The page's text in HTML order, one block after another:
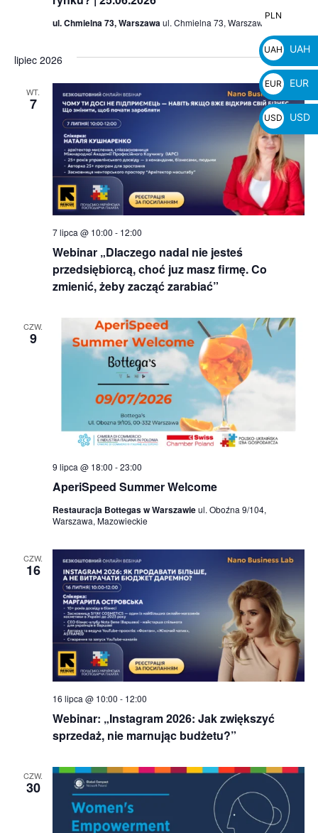
ul. Chmielna 73, Warszawaul. Chmielna 73, Warszawa, Poland
lipiec 2026
WT.
7
Webinar „Dlaczego nadal nie jesteś
przedsiębiorcą, choć juz masz firmę. Co
zmienić, żeby zacząć zarabiać”
7 lipca @ 10:00 - 12:00
CZW.
9
AperiSpeed Summer Welcome
9 lipca @ 18:00 -23:00
Restauracja Bottegas w Warszawieul. Oboźna 9/104,
Warszawa, Mazowieckie
CZW.
16
Webinar: „Instagram 2026: Jak zwiększyć
sprzedaż, nie marnując budżetu?”
16 lipca @ 10:00 - 12:00
CZW.
30
PLN
zł
UAH
₴
UAH
EUR
€
EUR
USD
$
USD